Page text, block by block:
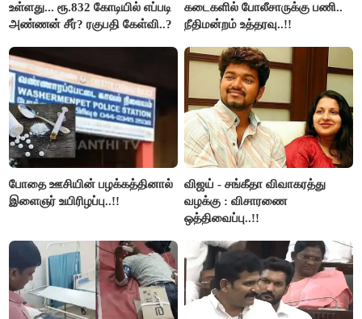
உள்ளது... ரூ.832 கோடியில் எப்படி
அண்ணன் சீர்? ரகுபதி கேள்வி..?
கடைகளில் போலீசாருக்கு பணி..
நீதிமன்றம் உத்தரவு..!!
போதை ஊசியின் பழக்கத்தினால்
இளைஞர் உயிரிழப்பு..!!
விஜய் - சங்கீதா விவாகரத்து
வழக்கு : விசாரணை
ஒத்திவைப்பு..!!